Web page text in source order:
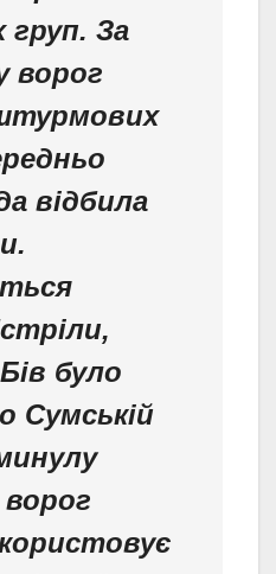
груп. За
ворог
відбила
було
Сумській